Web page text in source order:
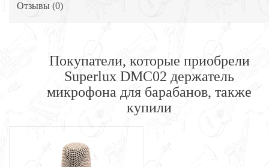
Отзывы (0)
Покупатели, которые приобрели
Superlux DMC02 держатель
микрофона для барабанов, также
купили